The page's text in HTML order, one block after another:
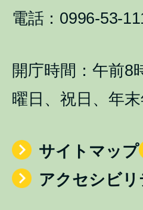
電話：0996-53-
開庁時間：午前8
曜日、祝日、年末
サイトマップ
アクセシビリ